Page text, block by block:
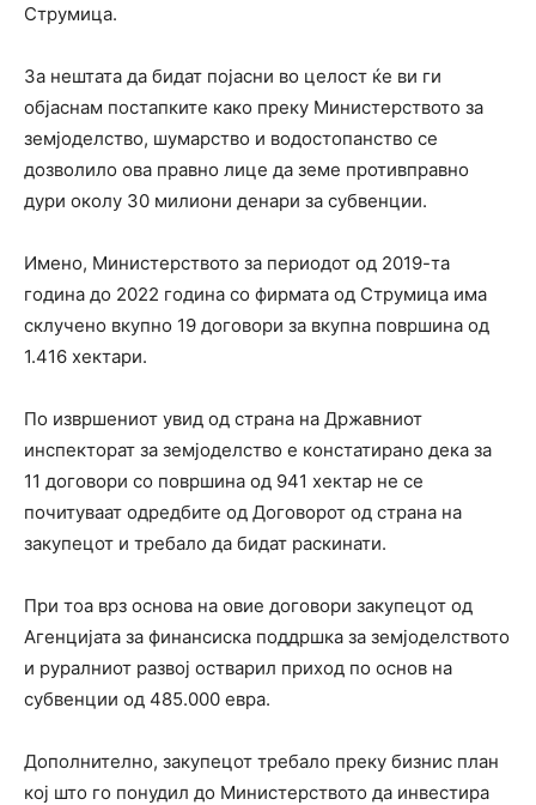
Струмица.
За нештата да бидат појасни во целост ќе ви ги
објаснам постапките како преку Министерството за
земјоделство, шумарство и водостопанство се
дозволило ова правно лице да земе противправно
дури околу 30 милиони денари за субвенции.
Имено, Министерството за периодот од 2019-та
година до 2022 година со фирмата од Струмица има
склучено вкупно 19 договори за вкупна површина од
1.416 хектари.
По извршениот увид од страна на Државниот
инспекторат за земјоделство е констатирано дека за
11 договори со површина од 941 хектар не се
почитуваат одредбите од Договорот од страна на
закупецот и требало да бидат раскинати.
При тоа врз основа на овие договори закупецот од
Агенцијата за финансиска поддршка за земјоделството
и руралниот развој остварил приход по основ на
субвенции од 485.000 евра.
Дополнително, закупецот требало преку бизнис план
кој што го понудил до Министерството да инвестира